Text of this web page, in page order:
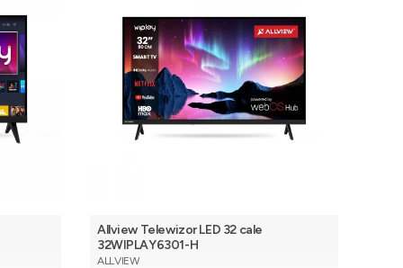
Allview Telewizor LED 32 cale
32WIPLAY6301-H
PRODUCENT
ALLVIEW